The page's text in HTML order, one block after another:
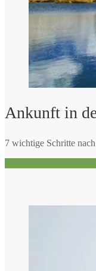
Ankunft in
7 wichtige Schritte